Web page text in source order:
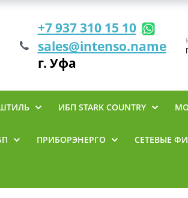
+7 937 310 15 10
sales@intenso.name
г. Уфа
ИБП STARK COUNTRY
ПРИБОРЭНЕРГО СЕТЕВЫЕ